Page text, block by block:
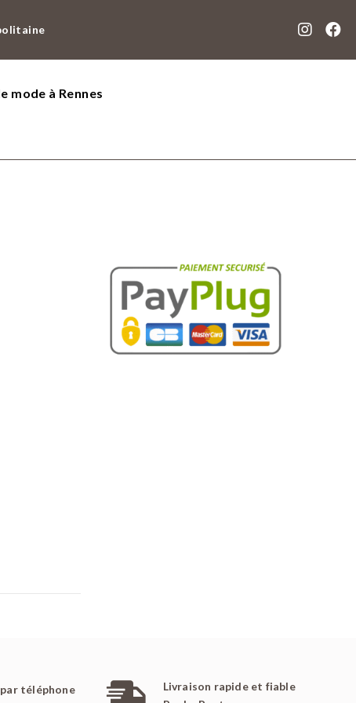
mode à Rennes
téléphone
Livraison rapide et fiable